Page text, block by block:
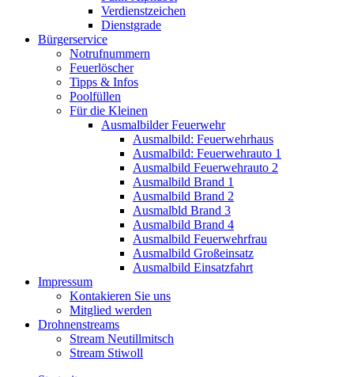
Verdienstzeichen
Dienstgrade
Bürgerservice
Notrufnummern
Feuerlöscher
Tipps & Infos
Poolfüllen
Für die Kleinen
Ausmalbilder Feuerwehr
Ausmalbild: Feuerwehrhaus
Ausmalbild: Feuerwehrauto 1
Ausmalbild Feuerwehrauto 2
Ausmalbild Brand 1
Ausmalbild Brand 2
Ausmalbld Brand 3
Ausmalbild Brand 4
Ausmalbild Feuerwehrfrau
Ausmalbild Großeinsatz
Ausmalbild Einsatzfahrt
Impressum
Kontakieren Sie uns
Mitglied werden
Drohnenstreams
Stream Neutillmitsch
Stream Stiwoll